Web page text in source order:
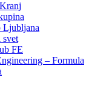
Ljubljana
svet
FE
– Formula